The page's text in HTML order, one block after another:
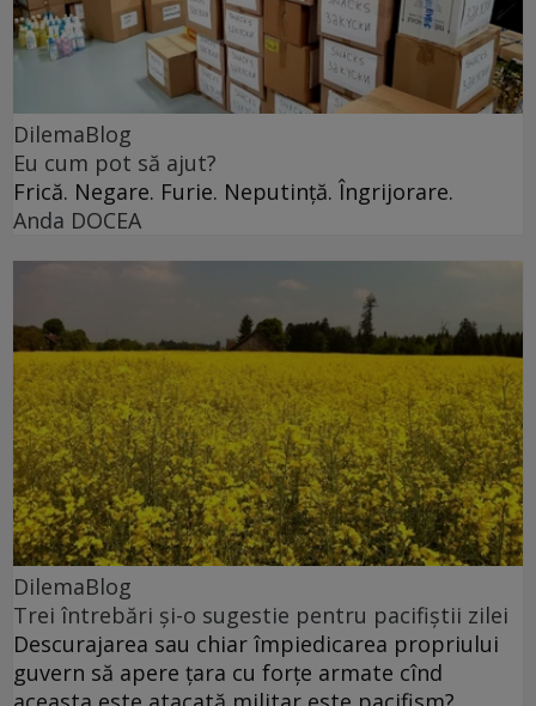
DilemaBlog
Eu cum pot să ajut?
Frică. Negare. Furie. Neputință. Îngrijorare.
Anda DOCEA
DilemaBlog
Trei întrebări și-o sugestie pentru pacifiștii zilei
Descurajarea sau chiar împiedicarea propriului
guvern să apere țara cu forțe armate cînd